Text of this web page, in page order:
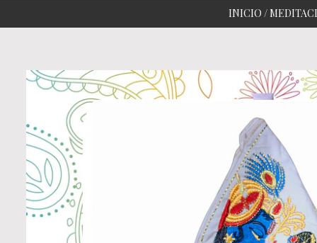
INICIO /